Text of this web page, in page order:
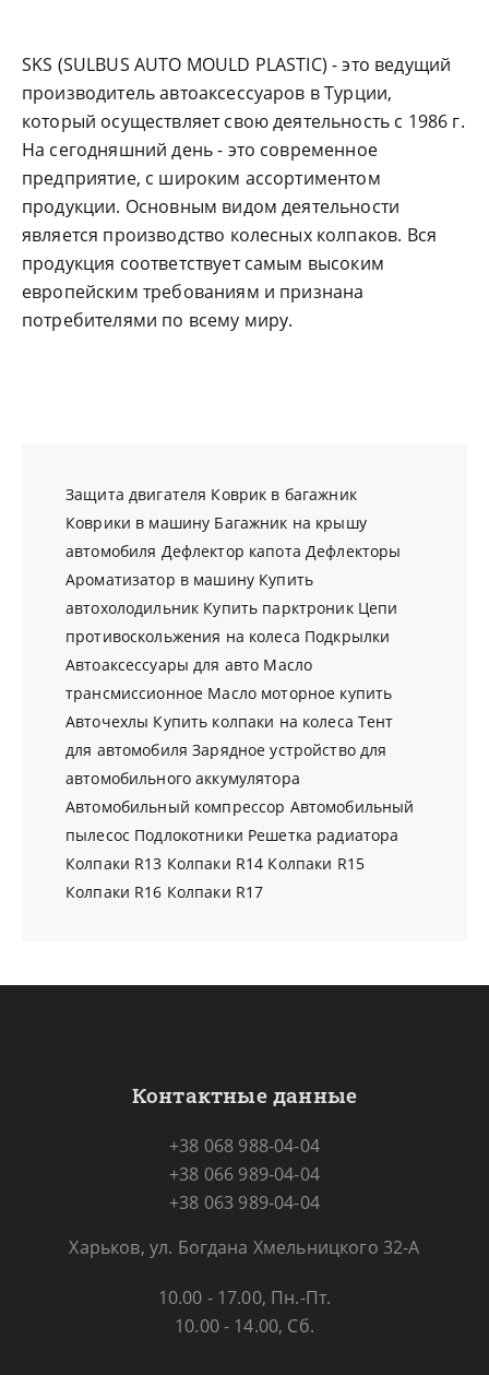
SKS (SULBUS AUTO MOULD PLASTIC) - это ведущий
производитель автоаксессуаров в Турции,
который осуществляет свою деятельность с 1986 г.
На сегодняшний день - это современное
предприятие, с широким ассортиментом
продукции. Основным видом деятельности
является производство колесных колпаков. Вся
продукция соответствует самым высоким
европейским требованиям и признана
потребителями по всему миру.
Защита двигателя Коврик в багажник
Коврики в машину Багажник на крышу
автомобиля Дефлектор капота Дефлекторы
Ароматизатор в машину Купить
автохолодильник Купить парктроник Цепи
противоскольжения на колеса Подкрылки
Автоаксессуары для авто Масло
трансмиссионное Масло моторное купить
Авточехлы Купить колпаки на колеса Тент
для автомобиля Зарядное устройство для
автомобильного аккумулятора
Автомобильный компрессор Автомобильный
пылесос Подлокотники Решетка радиатора
Колпаки R13 Колпаки R14 Колпаки R15
Колпаки R16 Колпаки R17
Контактные данные
+38 068 988-04-04
+38 066 989-04-04
+38 063 989-04-04
Харьков, ул. Богдана Хмельницкого 32-А
10.00 - 17.00, Пн.-Пт.
10.00 - 14.00, Сб.